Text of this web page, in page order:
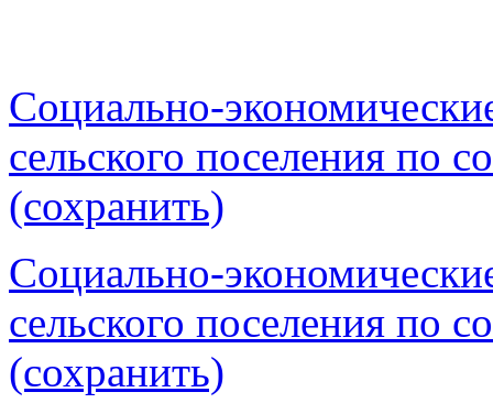
Социально-
сельского поселения по
(сохранить)
Социально-
сельского поселения по
(сохранить)